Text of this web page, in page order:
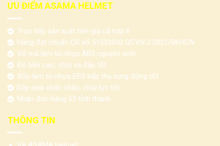
ƯU ĐIỂM ASAMA HELMET
Trực tiếp sản xuất nên giá cả hợp lí
Hàng đạt chuẩn CR số 51523042 QCVN 2:2021/BKHCN
Vỏ mũ làm từ nhựa ABS nguyên sinh
Độ bền cao, chịu va đập tốt
Xốp làm từ nhựa EPS hấp thụ xung động tốt
Dây quai chắc chắn, chịu lực tốt
Nhận đơn hàng 63 tỉnh thành
THÔNG TIN